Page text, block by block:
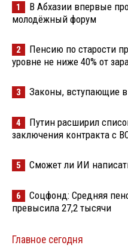
1
В Абхазии впервые
молодёжный форум
2
Пенсию по старости
уровне не ниже 40% от
3 Законы, вступающие в
4
Путин расширил
заключения контракта с
5 Сможет ли ИИ
6
Соцфонд: Средняя
превысила 27,2 тысячи
Главное сегодня